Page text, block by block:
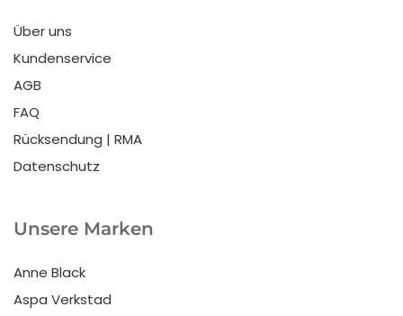
Über uns
Kundenservice
AGB
FAQ
Rücksendung | RMA
Datenschutz
Unsere Marken
Anne Black
Aspa Verkstad